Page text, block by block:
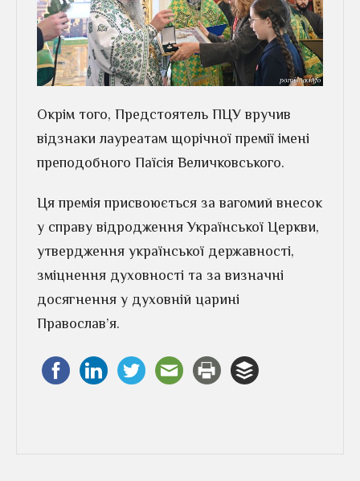
Окрім того, Предстоятель ПЦУ вручив
відзнаки лауреатам щорічної премії імені
преподобного Паїсія Величковського.
Ця премія присвоюється за вагомий внесок
у справу відродження Української Церкви,
утвердження української державності,
зміцнення духовності та за визначні
досягнення у духовній царині
Православ’я.